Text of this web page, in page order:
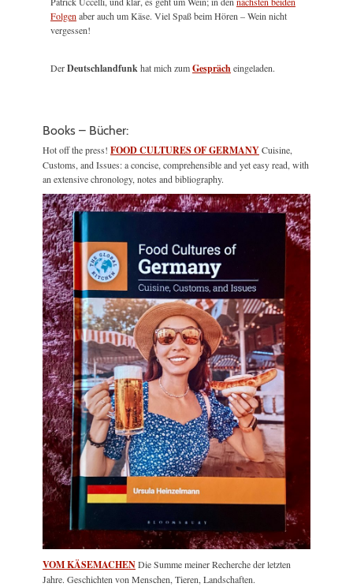
Folgen aber auch um Käse. Viel Spaß beim Hören – Wein nicht
vergessen!
DerDeutschlandfunkhat mich zumGesprächeingeladen.
Books – Bücher:
Hot off the press! FOOD CULTURES OF GERMANYCuisine,
Customs, and Issues: a concise, comprehensible and yet easy read, with
an extensive chronology, notes and bibliography.
VOM KÄSEMACHENDie Summe meiner Recherche der letzten
Jahre. Geschichten von Menschen, Tieren, Landschaften.